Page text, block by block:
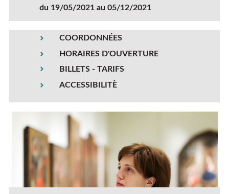
du 19/05/2021 au 05/12/2021
COORDONNÉES
HORAIRES D'OUVERTURE
BILLETS - TARIFS
ACCESSIBILITÈ